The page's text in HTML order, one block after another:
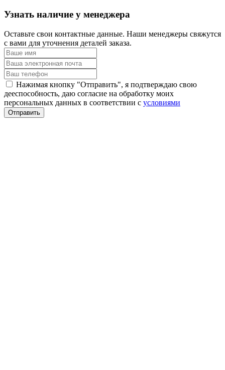
Узнать наличие у менеджера
Оставьте свои контактные данные. Наши менеджеры свяжутся
с вами для уточнения деталей заказа.
Нажимая кнопку "Отправить", я подтверждаю свою
дееспособность, даю согласие на обработку моих
персональных данных в соответствии с условиями